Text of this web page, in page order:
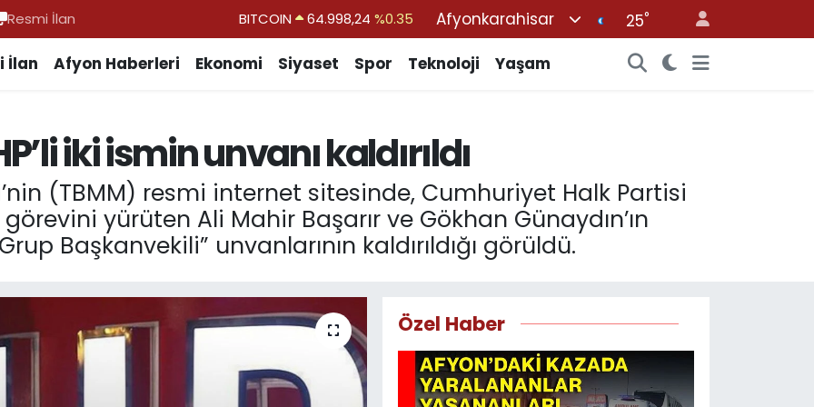
Resmi İlan DOLAR 47,7436%0.18
BİST100
13.779%-14
BITCOIN
64.998,24 %0.35
Afyonkarahisar 25°
İlan Afyon Haberleri Ekonomi Siyaset Spor Teknoloji Yaşam
iki ismin unvanı kaldırıldı
(TBMM) resmi internet sitesinde, Cumhuriyet Halk Partisi
yürüten Ali Mahir Başarır ve Gökhan Günaydın’ın
Başkanvekili” unvanlarının kaldırıldığı görüldü.
Özel Haber